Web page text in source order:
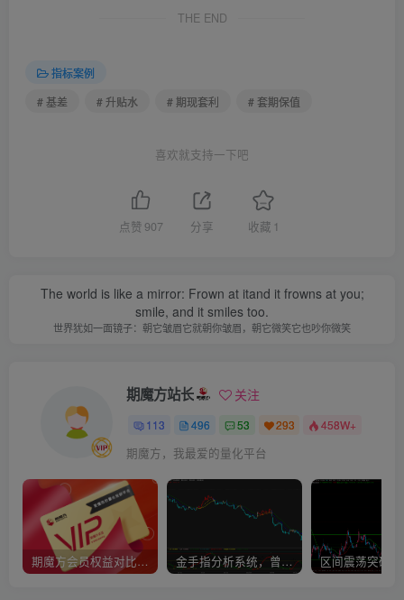
THE END
指标案例
# 基差
# 升贴水 # 期现套利 # 套期保值
喜欢就支持一下吧
点赞 907 分享 收藏 1
The world is like a mirror: Frown at itand it frowns at you;
smile, and it smiles too.
世界犹如一面镜子：朝它皱眉它就朝你皱眉，朝它微笑它也吵你微笑
期魔方站长 关注
113 496 53 293 458W+
期魔方，我最爱的量化平台
期魔方会员权益对比，总有一项适合您！ 金手指分析系统，曾经市场价39800